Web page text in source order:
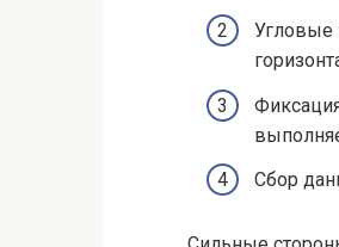
Угловые
Сбор